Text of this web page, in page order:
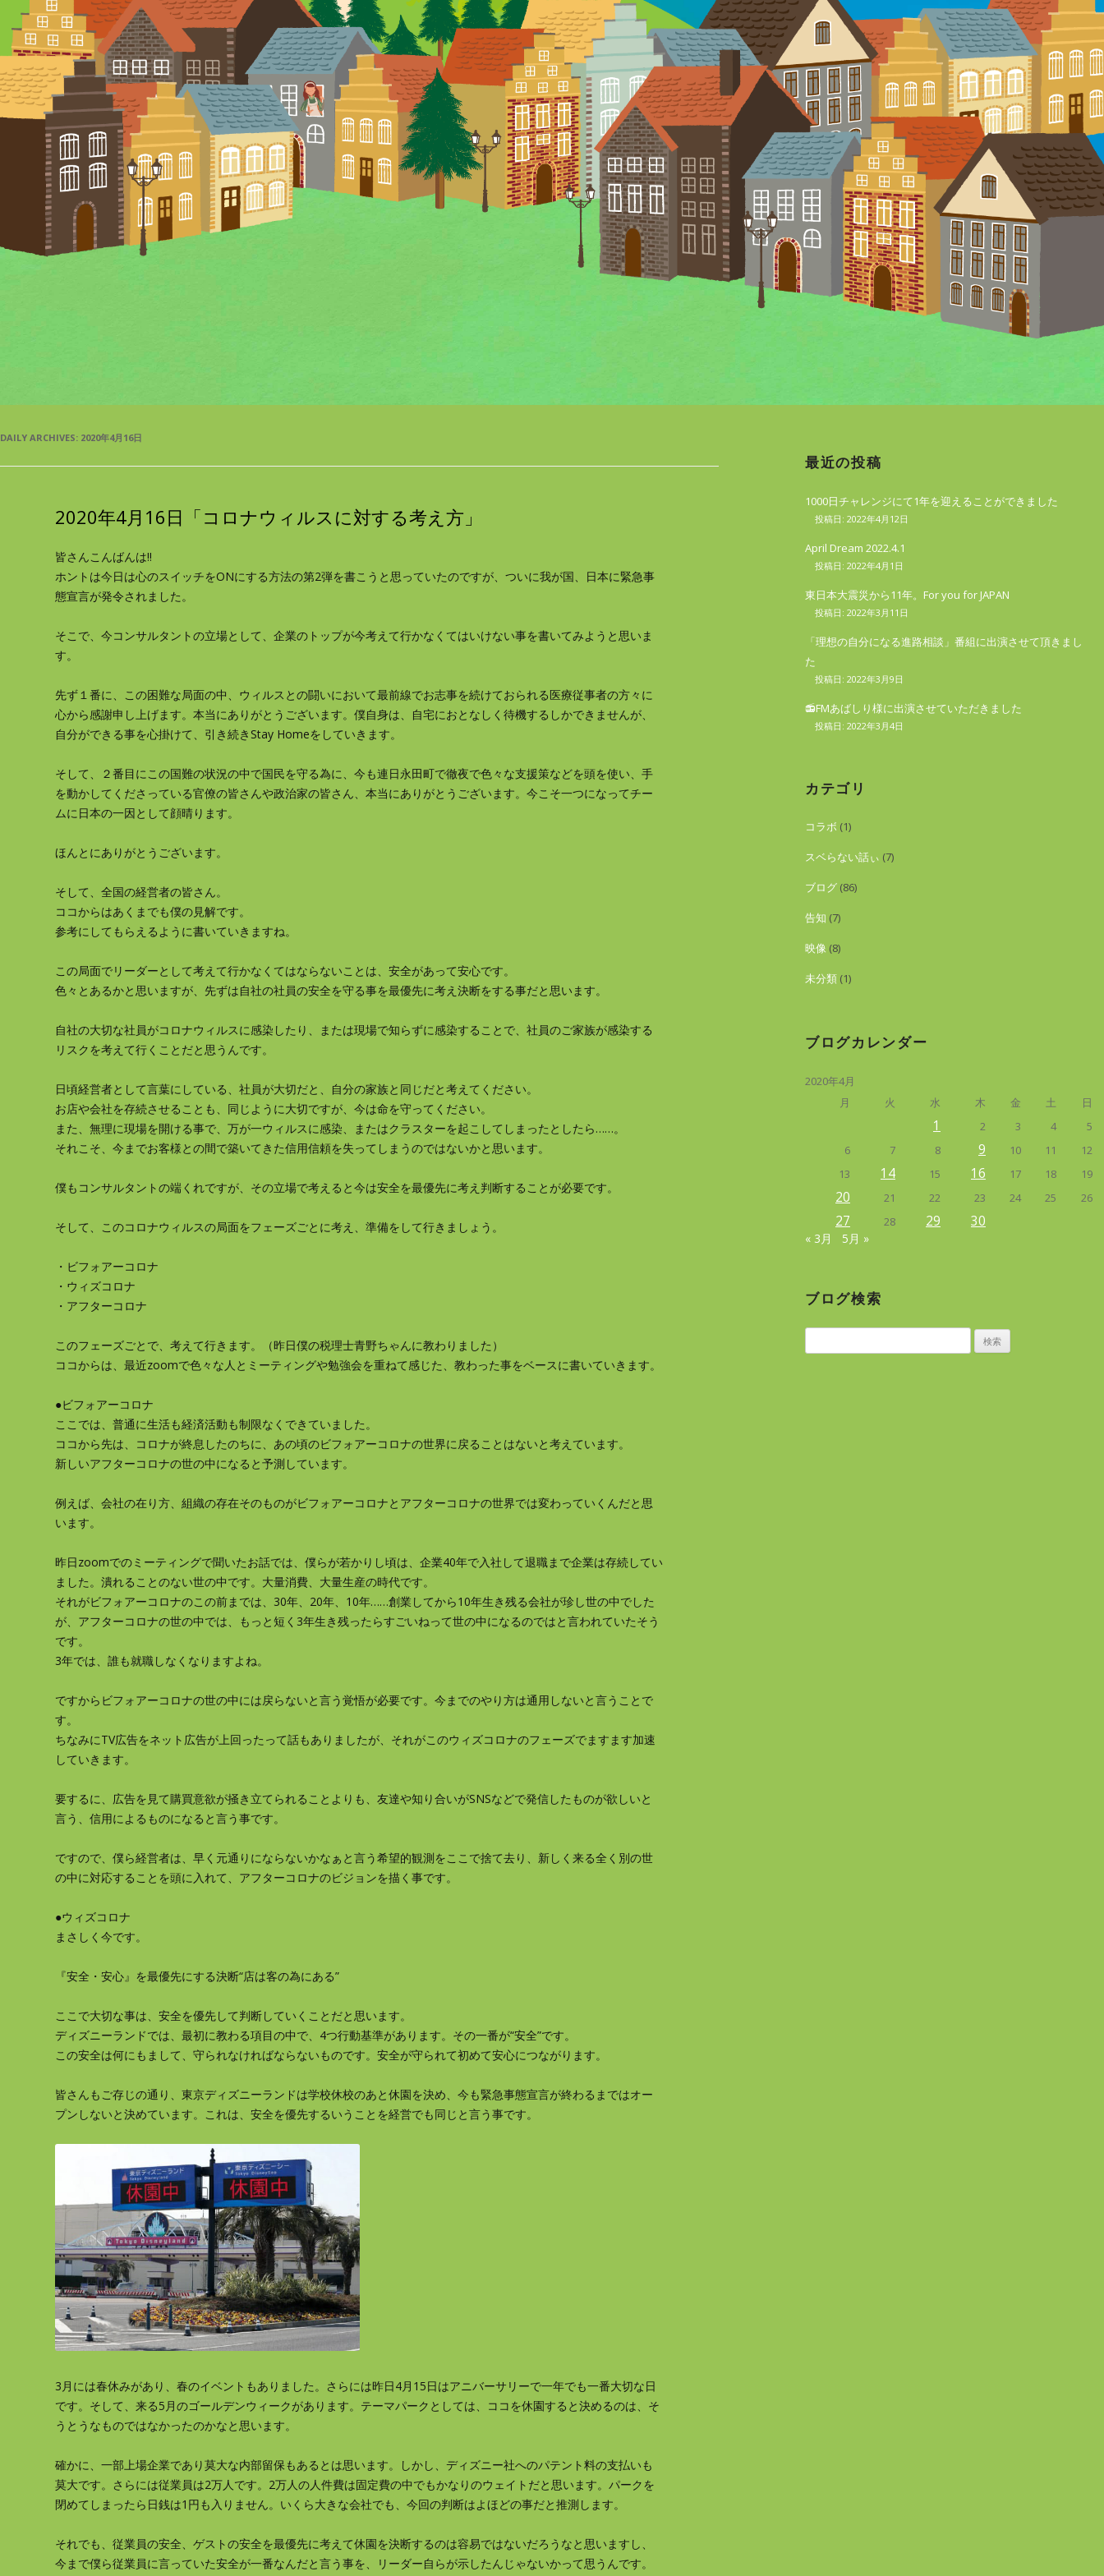
DAILY ARCHIVES: 2020年4月16日
2020年4月16日「コロナウィルスに対する考え方」
皆さんこんばんは‼
ホントは今日は心のスイッチをONにする方法の第2弾を書こうと思っていたのですが、ついに我が国、日本に緊急事
態宣言が発令されました。
そこで、今コンサルタントの立場として、企業のトップが今考えて行かなくてはいけない事を書いてみようと思いま
す。
先ず１番に、この困難な局面の中、ウィルスとの闘いにおいて最前線でお志事を続けておられる医療従事者の方々に
心から感謝申し上げます。本当にありがとうございます。僕自身は、自宅におとなしく待機するしかできませんが、
自分ができる事を心掛けて、引き続きStay Homeをしていきます。
そして、２番目にこの国難の状況の中で国民を守る為に、今も連日永田町で徹夜で色々な支援策などを頭を使い、手
を動かしてくださっている官僚の皆さんや政治家の皆さん、本当にありがとうございます。今こそ一つになってチー
ムに日本の一因として顔晴ります。
ほんとにありがとうございます。
そして、全国の経営者の皆さん。
ココからはあくまでも僕の見解です。
参考にしてもらえるように書いていきますね。
この局面でリーダーとして考えて行かなくてはならないことは、安全があって安心です。
色々とあるかと思いますが、先ずは自社の社員の安全を守る事を最優先に考え決断をする事だと思います。
自社の大切な社員がコロナウィルスに感染したり、または現場で知らずに感染することで、社員のご家族が感染する
リスクを考えて行くことだと思うんです。
日頃経営者として言葉にしている、社員が大切だと、自分の家族と同じだと考えてください。
お店や会社を存続させることも、同じように大切ですが、今は命を守ってください。
また、無理に現場を開ける事で、万が一ウィルスに感染、またはクラスターを起こしてしまったとしたら……。
それこそ、今までお客様との間で築いてきた信用信頼を失ってしまうのではないかと思います。
僕もコンサルタントの端くれですが、その立場で考えると今は安全を最優先に考え判断することが必要です。
そして、このコロナウィルスの局面をフェーズごとに考え、準備をして行きましょう。
・ビフォアーコロナ
・ウィズコロナ
・アフターコロナ
このフェーズごとで、考えて行きます。（昨日僕の税理士青野ちゃんに教わりました）
ココからは、最近zoomで色々な人とミーティングや勉強会を重ねて感じた、教わった事をベースに書いていきます。
●ビフォアーコロナ
ここでは、普通に生活も経済活動も制限なくできていました。
ココから先は、コロナが終息したのちに、あの頃のビフォアーコロナの世界に戻ることはないと考えています。
新しいアフターコロナの世の中になると予測しています。
例えば、会社の在り方、組織の存在そのものがビフォアーコロナとアフターコロナの世界では変わっていくんだと思
います。
昨日zoomでのミーティングで聞いたお話では、僕らが若かりし頃は、企業40年で入社して退職まで企業は存続してい
ました。潰れることのない世の中です。大量消費、大量生産の時代です。
それがビフォアーコロナのこの前までは、30年、20年、10年……創業してから10年生き残る会社が珍し世の中でした
が、アフターコロナの世の中では、もっと短く3年生き残ったらすごいねって世の中になるのではと言われていたそう
です。
3年では、誰も就職しなくなりますよね。
ですからビフォアーコロナの世の中には戻らないと言う覚悟が必要です。今までのやり方は通用しないと言うことで
す。
ちなみにTV広告をネット広告が上回ったって話もありましたが、それがこのウィズコロナのフェーズでますます加速
していきます。
要するに、広告を見て購買意欲が掻き立てられることよりも、友達や知り合いがSNSなどで発信したものが欲しいと
言う、信用によるものになると言う事です。
ですので、僕ら経営者は、早く元通りにならないかなぁと言う希望的観測をここで捨て去り、新しく来る全く別の世
の中に対応することを頭に入れて、アフターコロナのビジョンを描く事です。
●ウィズコロナ
まさしく今です。
『安全・安心』を最優先にする決断“店は客の為にある”
ここで大切な事は、安全を優先して判断していくことだと思います。
ディズニーランドでは、最初に教わる項目の中で、4つ行動基準があります。その一番が“安全”です。
この安全は何にもまして、守られなければならないものです。安全が守られて初めて安心につながります。
皆さんもご存じの通り、東京ディズニーランドは学校休校のあと休園を決め、今も緊急事態宣言が終わるまではオー
プンしないと決めています。これは、安全を優先するいうことを経営でも同じと言う事です。
3月には春休みがあり、春のイベントもありました。さらには昨日4月15日はアニバーサリーで一年でも一番大切な日
です。そして、来る5月のゴールデンウィークがあります。テーマパークとしては、ココを休園すると決めるのは、そ
うとうなものではなかったのかなと思います。
確かに、一部上場企業であり莫大な内部留保もあるとは思います。しかし、ディズニー社へのパテント料の支払いも
莫大です。さらには従業員は2万人です。2万人の人件費は固定費の中でもかなりのウェイトだと思います。パークを
閉めてしまったら日銭は1円も入りません。いくら大きな会社でも、今回の判断はよほどの事だと推測します。
それでも、従業員の安全、ゲストの安全を最優先に考えて休園を決断するのは容易ではないだろうなと思いますし、
今まで僕ら従業員に言っていた安全が一番なんだと言う事を、リーダー自らが示したんじゃないかって思うんです。
最近の投稿
1000日チャレンジにて1年を迎えることができました
2022年4月12日
April Dream 2022.4.1
2022年4月1日
東日本大震災から11年。For you for JAPAN
2022年3月11日
「理想の自分になる進路相談」番組に出演させて頂きまし
た
2022年3月9日
📻FMあばしり様に出演させていただきました
2022年3月4日
カテゴリ
コラボ (1)
スベらない話ぃ (7)
ブログ (86)
告知 (7)
映像 (8)
未分類 (1)
ブログカレンダー
2020年4月
月
火 水 木 金 土 日
1 2 3 4
5
6
7 8 9 10 11
12
13
14 15 16 17 18 19
20 21 22 23 24 25 26
27 28 29 30
« 3月 5月 »
ブログ検索
索: